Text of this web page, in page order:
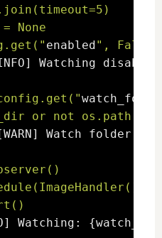
None
enabled ",
Watching disabled
or not
[WARN] Watch folder
Watching: